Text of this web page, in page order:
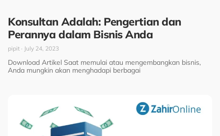
Konsultan Adalah: Pengertian dan
Perannya dalam Bisnis Anda
pipit July 24, 2023
Download Artikel Saat memulai atau mengembangkan bisnis,
Anda mungkin akan menghadapi berbagai